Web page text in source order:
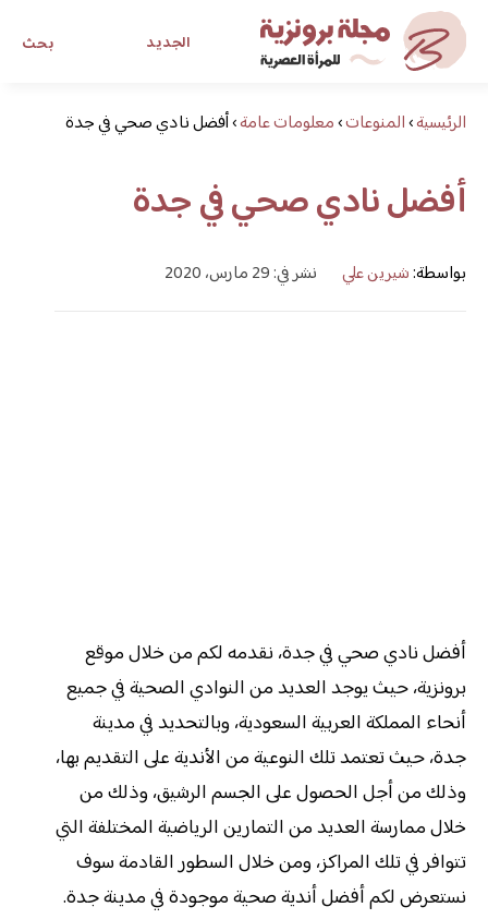
بحث الجديد
مجلة برونزية للفتاة العصرية
ابحث عن أي موضوع يهمك
الرئيسية›المنوعات›معلومات عامة›أفضل نادي صحي في جدة
أفضل نادي صحي في جدة
بواسطة:شيرين علي نشر في: 29 مارس، 2020
أفضل نادي صحي في جدة، نقدمه لكم من خلال موقع
برونزية، حيث يوجد العديد من النوادي الصحية في جميع
أنحاء المملكة العربية السعودية، وبالتحديد في مدينة
جدة، حيث تعتمد تلك النوعية من الأندية على التقديم بها،
وذلك من أجل الحصول على الجسم الرشيق، وذلك من
خلال ممارسة العديد من التمارين الرياضية المختلفة التي
تتوافر في تلك المراكز، ومن خلال السطور القادمة سوف
نستعرض لكم أفضل أندية صحية موجودة في مدينة جدة.